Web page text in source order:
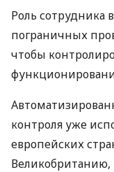
Роль сотрудника
пограничных
чтобы
контроля уже
европейских